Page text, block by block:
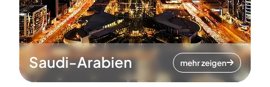
Saudi-Arabien mehr zeigen